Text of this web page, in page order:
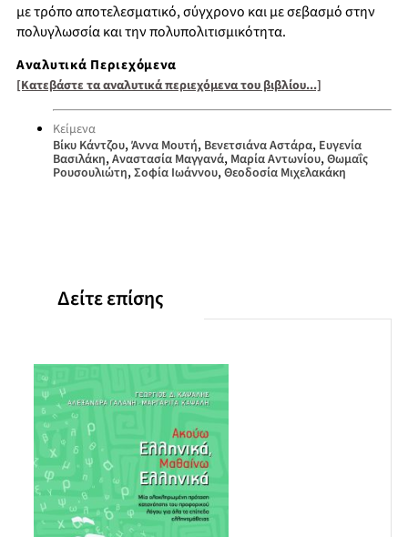
με τρόπο αποτελεσματικό, σύγχρονο και με σεβασμό στην
πολυγλωσσία και την πολυπολιτισμικότητα.
Αναλυτικά Περιεχόμενα
[Κατεβάστε τα αναλυτικά περιεχόμενα του βιβλίου...]
Κείμενα
Βίκυ Κάντζου,Άννα Μουτή, Βενετσιάνα Αστάρα, Ευγενία
Βασιλάκη,Αναστασία Μαγγανά, Μαρία Αντωνίου,Θωμαΐς
Ρουσουλιώτη,Σοφία Ιωάννου,Θεοδοσία Μιχελακάκη
Δείτε επίσης